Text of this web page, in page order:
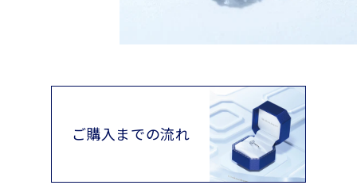
ご購入までの流れ